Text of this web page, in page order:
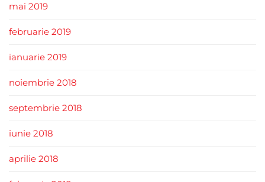
mai 2019
februarie 2019
ianuarie 2019
noiembrie 2018
septembrie 2018
iunie 2018
aprilie 2018